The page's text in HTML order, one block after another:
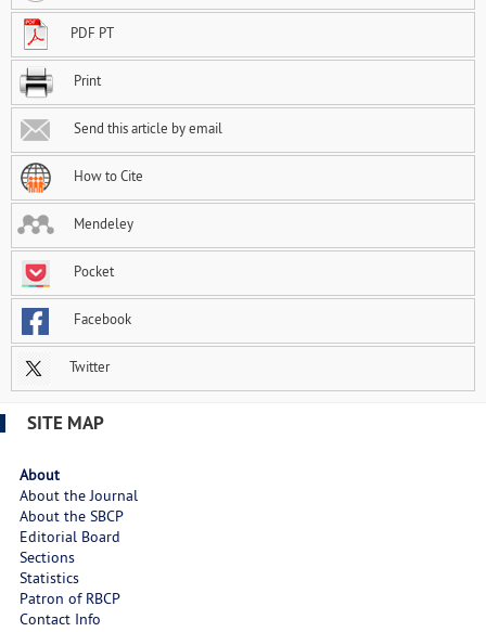
PDF PT
Print
Send this article by email
How to Cite
Mendeley
Pocket
Facebook
Twitter
SITE MAP
About
About the Journal
About the SBCP
Editorial Board
Sections
Statistics
Patron of RBCP
Contact Info